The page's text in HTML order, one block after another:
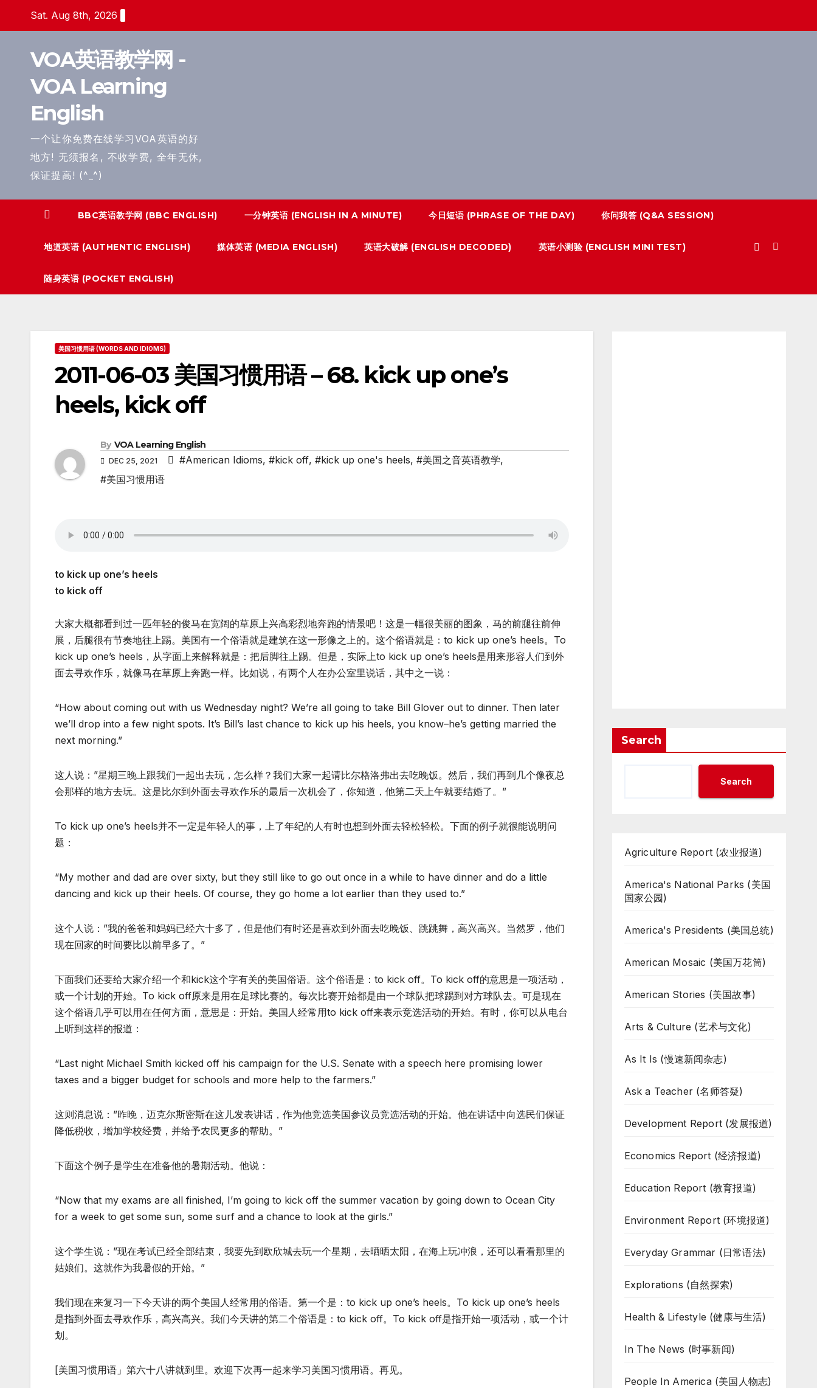
Sat. Aug 8th, 2026
VOA英语教学网 -
VOA Learning
English
一个让你免费在线学习VOA英语的好
地方! 无须报名, 不收学费, 全年无休,
保证提高! (^_^)
BBC英语教学网 (BBC ENGLISH) 一分钟英语 (ENGLISH IN A MINUTE) 今日短语 (PHRASE OF THE DAY) 你问我答 (Q&A SESSION)
地道英语 (AUTHENTIC ENGLISH) 媒体英语 (MEDIA ENGLISH) 英语大破解 (ENGLISH DECODED) 英语小测验 (ENGLISH MINI TEST)
随身英语 (POCKET ENGLISH)
美国习惯用语 (WORDS AND IDIOMS)
2011-06-03 美国习惯用语 – 68. kick up one’s
heels, kick off
By VOA Learning English
DEC 25, 2021 #American Idioms, #kick off, #kick up one's heels, #美国之音英语教学,
#美国习惯用语
to kick up one’s heels
to kick off
大家大概都看到过一匹年轻的俊马在宽阔的草原上兴高彩烈地奔跑的情景吧！这是一幅很美丽的图象，马的前腿往前伸
展，后腿很有节奏地往上踢。美国有一个俗语就是建筑在这一形像之上的。这个俗语就是：to kick up one’s heels。To
kick up one’s heels，从字面上来解释就是：把后脚往上踢。但是，实际上to kick up one’s heels是用来形容人们到外
面去寻欢作乐，就像马在草原上奔跑一样。比如说，有两个人在办公室里说话，其中之一说：
“How about coming out with us Wednesday night? We’re all going to take Bill Glover out to dinner. Then later
we’ll drop into a few night spots. It’s Bill’s last chance to kick up his heels, you know–he’s getting married the
next morning.”
这人说：”星期三晚上跟我们一起出去玩，怎么样？我们大家一起请比尔格洛弗出去吃晚饭。然后，我们再到几个像夜总
会那样的地方去玩。这是比尔到外面去寻欢作乐的最后一次机会了，你知道，他第二天上午就要结婚了。”
To kick up one’s heels并不一定是年轻人的事，上了年纪的人有时也想到外面去轻松轻松。下面的例子就很能说明问
题：
“My mother and dad are over sixty, but they still like to go out once in a while to have dinner and do a little
dancing and kick up their heels. Of course, they go home a lot earlier than they used to.”
这个人说：”我的爸爸和妈妈已经六十多了，但是他们有时还是喜欢到外面去吃晚饭、跳跳舞，高兴高兴。当然罗，他们
现在回家的时间要比以前早多了。”
下面我们还要给大家介绍一个和kick这个字有关的美国俗语。这个俗语是：to kick off。To kick off的意思是一项活动，
或一个计划的开始。To kick off原来是用在足球比赛的。每次比赛开始都是由一个球队把球踢到对方球队去。可是现在
这个俗语几乎可以用在任何方面，意思是：开始。美国人经常用to kick off来表示竞选活动的开始。有时，你可以从电台
上听到这样的报道：
“Last night Michael Smith kicked off his campaign for the U.S. Senate with a speech here promising lower
taxes and a bigger budget for schools and more help to the farmers.”
这则消息说：”昨晚，迈克尔斯密斯在这儿发表讲话，作为他竞选美国参议员竞选活动的开始。他在讲话中向选民们保证
降低税收，增加学校经费，并给予农民更多的帮助。”
下面这个例子是学生在准备他的暑期活动。他说：
“Now that my exams are all finished, I’m going to kick off the summer vacation by going down to Ocean City
for a week to get some sun, some surf and a chance to look at the girls.”
这个学生说：”现在考试已经全部结束，我要先到欧欣城去玩一个星期，去晒晒太阳，在海上玩冲浪，还可以看看那里的
姑娘们。这就作为我暑假的开始。”
我们现在来复习一下今天讲的两个美国人经常用的俗语。第一个是：to kick up one’s heels。To kick up one’s heels
是指到外面去寻欢作乐，高兴高兴。我们今天讲的第二个俗语是：to kick off。To kick off是指开始一项活动，或一个计
划。
[美国习惯用语」第六十八讲就到里。欢迎下次再一起来学习美国习惯用语。再见。
Search
Search
Agriculture Report (农业报道)
America's National Parks (美国
国家公园)
America's Presidents (美国总统)
American Mosaic (美国万花筒)
American Stories (美国故事)
Arts & Culture (艺术与文化)
As It Is (慢速新闻杂志)
Ask a Teacher (名师答疑)
Development Report (发展报道)
Economics Report (经济报道)
Education Report (教育报道)
Environment Report (环境报道)
Everyday Grammar (日常语法)
Explorations (自然探索)
Health & Lifestyle (健康与生活)
In The News (时事新闻)
People In America (美国人物志)